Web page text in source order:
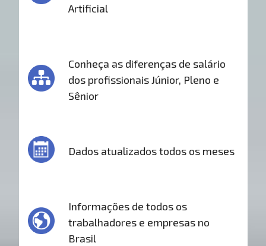
Artificial
Conheça as diferenças de salário
dos profissionais Júnior, Pleno e
Sênior
Dados atualizados todos os meses
Informações de todos os
trabalhadores e empresas no
Brasil